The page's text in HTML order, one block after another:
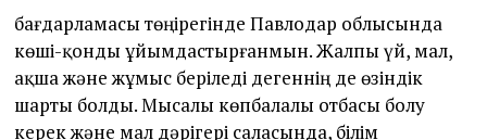
бағдарламасы төңірегінде Павлодар облысында
көші-қонды ұйымдастырғанмын. Жалпы үй, мал,
ақша және жұмыс беріледі дегеннің де өзіндік
шарты болды. Мысалы көпбалалы отбасы болу
керек және мал дәрігері саласында, білім